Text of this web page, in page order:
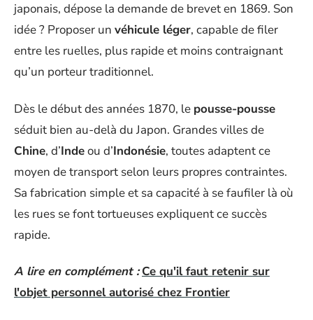
japonais, dépose la demande de brevet en 1869. Son
idée ? Proposer un véhicule léger, capable de filer
entre les ruelles, plus rapide et moins contraignant
qu’un porteur traditionnel.
Dès le début des années 1870, le pousse-pousse
séduit bien au-delà du Japon. Grandes villes de
Chine, d’Indeou d’Indonésie, toutes adaptent ce
moyen de transport selon leurs propres contraintes.
Sa fabrication simple et sa capacité à se faufiler là où
les rues se font tortueuses expliquent ce succès
rapide.
A lire en complément : Ce qu'il faut retenir sur
l'objet personnel autorisé chez Frontier